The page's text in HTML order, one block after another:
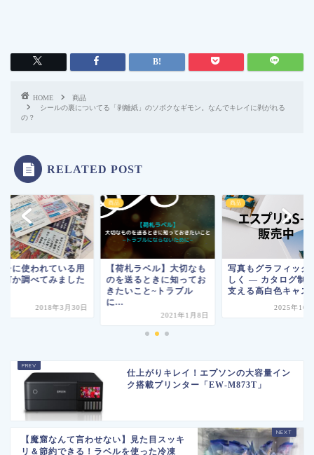
HOME
商品
シールの裏についてる「剥離紙」のソボクなギモン。なんでキレイに剥がれる
の？
RELATED POST
シに使われている用
何か調べてみました
2018年3月30日
商品
【荷札ラベル】大切なも
のを送るときに知ってお
きたいこと~トラブル
に...
2021年1月8日
商品
写真もグラフィック
しく ― カタログ制
支える高白色キャス
2025年10
仕上がりキレイ！エプソンの大容量イン
ク搭載プリンター「EW-M873T」
【魔窟なんて言わせない】見た目スッキ
リ＆節約できる！ラベルを使った冷凍